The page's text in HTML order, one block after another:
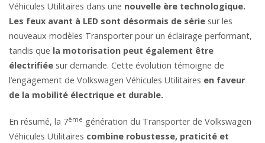
Véhicules Utilitaires dans une nouvelle ère technologique.
Les feux avant à LED sont désormais de série sur les
nouveaux modèles Transporter pour un éclairage performant,
tandis que la motorisation peut également être
électrifiée sur demande. Cette évolution témoigne de
l’engagement de Volkswagen Véhicules Utilitaires en faveur
de la mobilité électrique et durable.
En résumé, la 7ème génération du Transporter de Volkswagen
Véhicules Utilitaires combine robustesse, praticité et